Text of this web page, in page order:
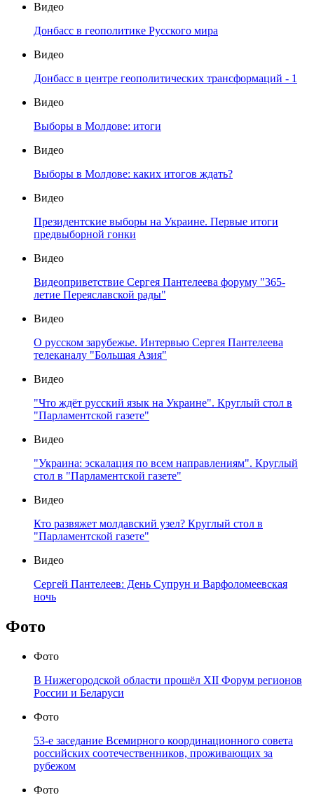
Видео
Донбасс в геополитике Русского мира
Видео
Донбасс в центре геополитических трансформаций - 1
Видео
Выборы в Молдове: итоги
Видео
Выборы в Молдове: каких итогов ждать?
Видео
Президентские выборы на Украине. Первые итоги
предвыборной гонки
Видео
Видеоприветствие Сергея Пантелеева форуму "365-
летие Переяславской рады"
Видео
О русском зарубежье. Интервью Сергея Пантелеева
телеканалу "Большая Азия"
Видео
"Что ждёт русский язык на Украине". Круглый стол в
"Парламентской газете"
Видео
"Украина: эскалация по всем направлениям". Круглый
стол в "Парламентской газете"
Видео
Кто развяжет молдавский узел? Круглый стол в
"Парламентской газете"
Видео
Сергей Пантелеев: День Супрун и Варфоломеевская
ночь
Фото
Фото
В Нижегородской области прошёл XII Форум регионов
России и Беларуси
Фото
53-е заседание Всемирного координационного совета
российских соотечественников, проживающих за
рубежом
Фото